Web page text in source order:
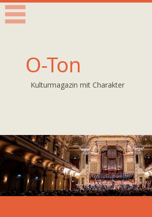
O-Ton
Kulturmagazin mit Charakter